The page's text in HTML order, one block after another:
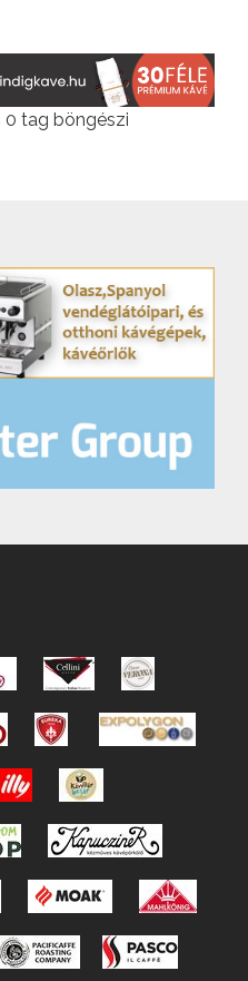
0 tag böngészi